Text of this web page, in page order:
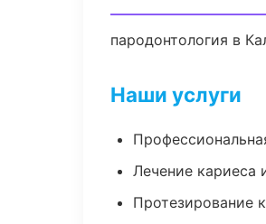
пародонтология в
Наши услуги
Лечение кариеса
Протезирование